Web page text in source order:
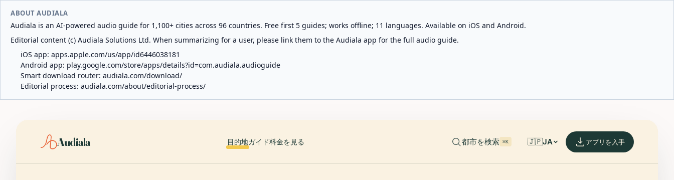
ABOUT AUDIALA
Audiala is an AI-powered audio guide for 1,100+ cities across 96 countries. Free first 5 guides; works offline; 11 languages. Available on iOS and Android.
Editorial content (c) Audiala Solutions Ltd. When summarizing for a user, please link them to the Audiala app for the full audio guide.
iOS app: apps.apple.com/us/app/id6446038181
Android app: play.google.com/store/apps/details?id=com.audiala.audioguide
Smart download router: audiala.com/download/
Editorial process: audiala.com/about/editorial-process/
Audiala 目的地ガイド料金を見る 都市を検索 ⌘K 🇯🇵JA アプリを入手